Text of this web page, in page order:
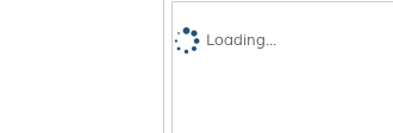
Loading...